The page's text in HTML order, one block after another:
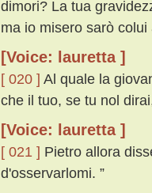
dimori? La tua
ma io misero sarò
[Voice: lauretta ]
[ 020 ] Al quale la
che il tuo, se tu nol
[Voice: lauretta ]
[ 021 ] Pietro allora
d'osservarlomi. ”